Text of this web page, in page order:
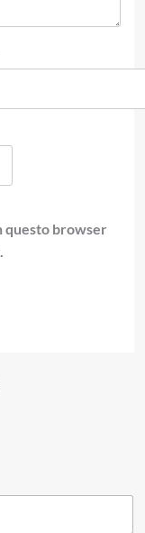
questo browser